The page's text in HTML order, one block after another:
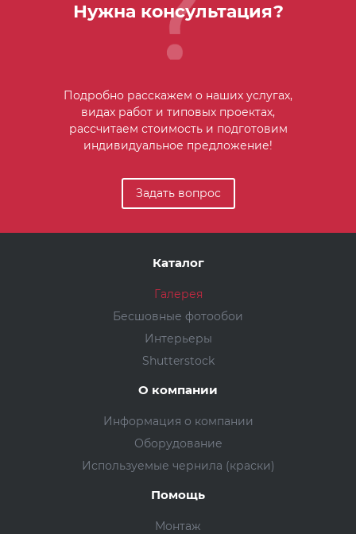
Нужна консультация?
Подробно расскажем о наших услугах,
видах работ и типовых проектах,
рассчитаем стоимость и подготовим
индивидуальное предложение!
Задать вопрос
Каталог
Галерея
Бесшовные фотообои
Интерьеры
Shutterstock
О компании
Информация о компании
Оборудование
Используемые чернила (краски)
Помощь
Монтаж